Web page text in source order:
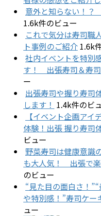
意外と知らない！？
1.6k件のビュー
これで気分は寿司
ト事例のご紹介 1.6k
社内イベントを特別
す！ 出張寿司＆寿
ー
出張寿司や握り寿司
します！ 1.4k件のビ
【イベント企画ア
体験！出張 握り寿司
ビュー
野菜寿司は健康意識
も大人気！ 出張で
のビュー
“見た目の面白さ！
や特別感！”寿司ケー
ュー